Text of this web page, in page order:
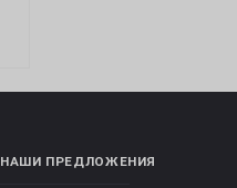
НАШИ ПРЕДЛОЖЕНИЯ